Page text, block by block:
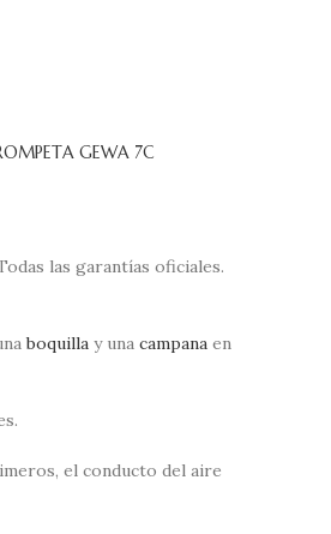
GEWA 7C
las garantías oficiales.
boquilla y una campana en
el conducto del aire